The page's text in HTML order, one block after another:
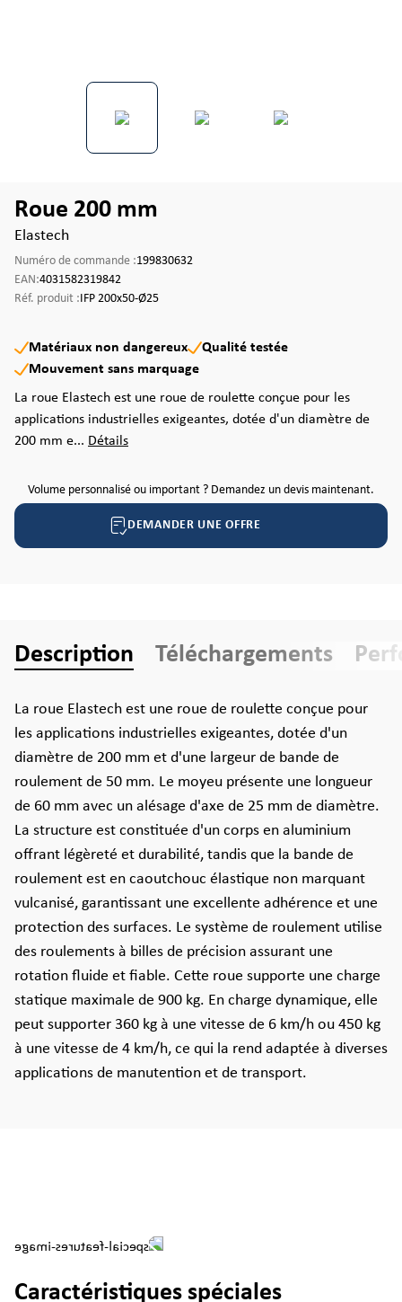
Roue 200 mm
Elastech
Numéro de commande :199830632
EAN:4031582319842
Réf. produit :IFP 200x50-Ø25
Matériaux non dangereux
Qualité testée
Mouvement sans marquage
La roue Elastech est une roue de roulette conçue pour les
applications industrielles exigeantes, dotée d'un diamètre de
200 mm e... Détails
Volume personnalisé ou important ? Demandez un devis maintenant.
DEMANDER UNE OFFRE
Description Téléchargements
La roue Elastech est une roue de roulette conçue pour
les applications industrielles exigeantes, dotée d'un
diamètre de 200 mm et d'une largeur de bande de
roulement de 50 mm. Le moyeu présente une longueur
de 60 mm avec un alésage d'axe de 25 mm de diamètre.
La structure est constituée d'un corps en aluminium
offrant légèreté et durabilité, tandis que la bande de
roulement est en caoutchouc élastique non marquant
vulcanisé, garantissant une excellente adhérence et une
protection des surfaces. Le système de roulement utilise
des roulements à billes de précision assurant une
rotation fluide et fiable. Cette roue supporte une charge
statique maximale de 900 kg. En charge dynamique, elle
peut supporter 360 kg à une vitesse de 6 km/h ou 450 kg
à une vitesse de 4 km/h, ce qui la rend adaptée à diverses
applications de manutention et de transport.
Caractéristiques spéciales